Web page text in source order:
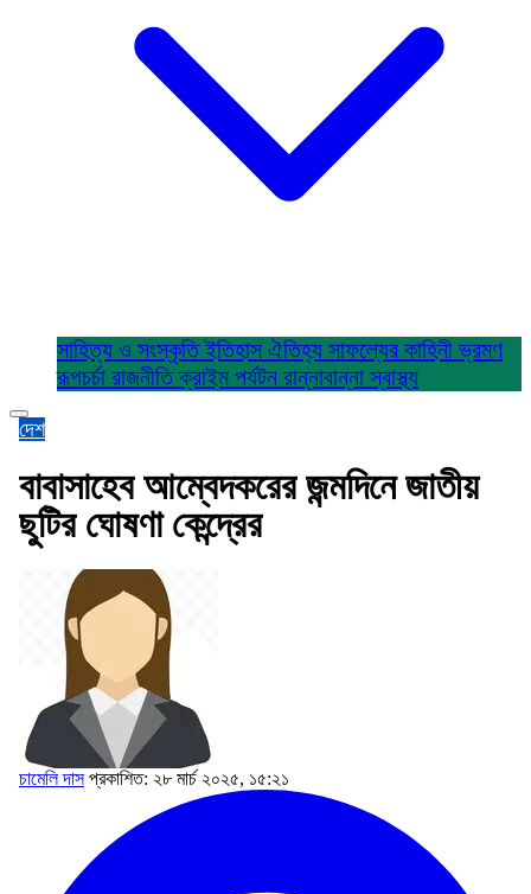
সাহিত্য ও সংস্কৃতিইতিহাস ঐতিহ্য সাফল্যের কাহিনীভ্রমণ
রূপচর্চা রাজনীতিক্রাইম পর্যটন রান্নাবান্নাস্বাস্থ্য
দেশ
বাবাসাহেব আম্বেদকরের জন্মদিনে জাতীয়
ছুটির ঘোষণা কেন্দ্রের
চামেলি দাস প্রকাশিত: ২৮ মার্চ ২০২৫, ১৫:২১